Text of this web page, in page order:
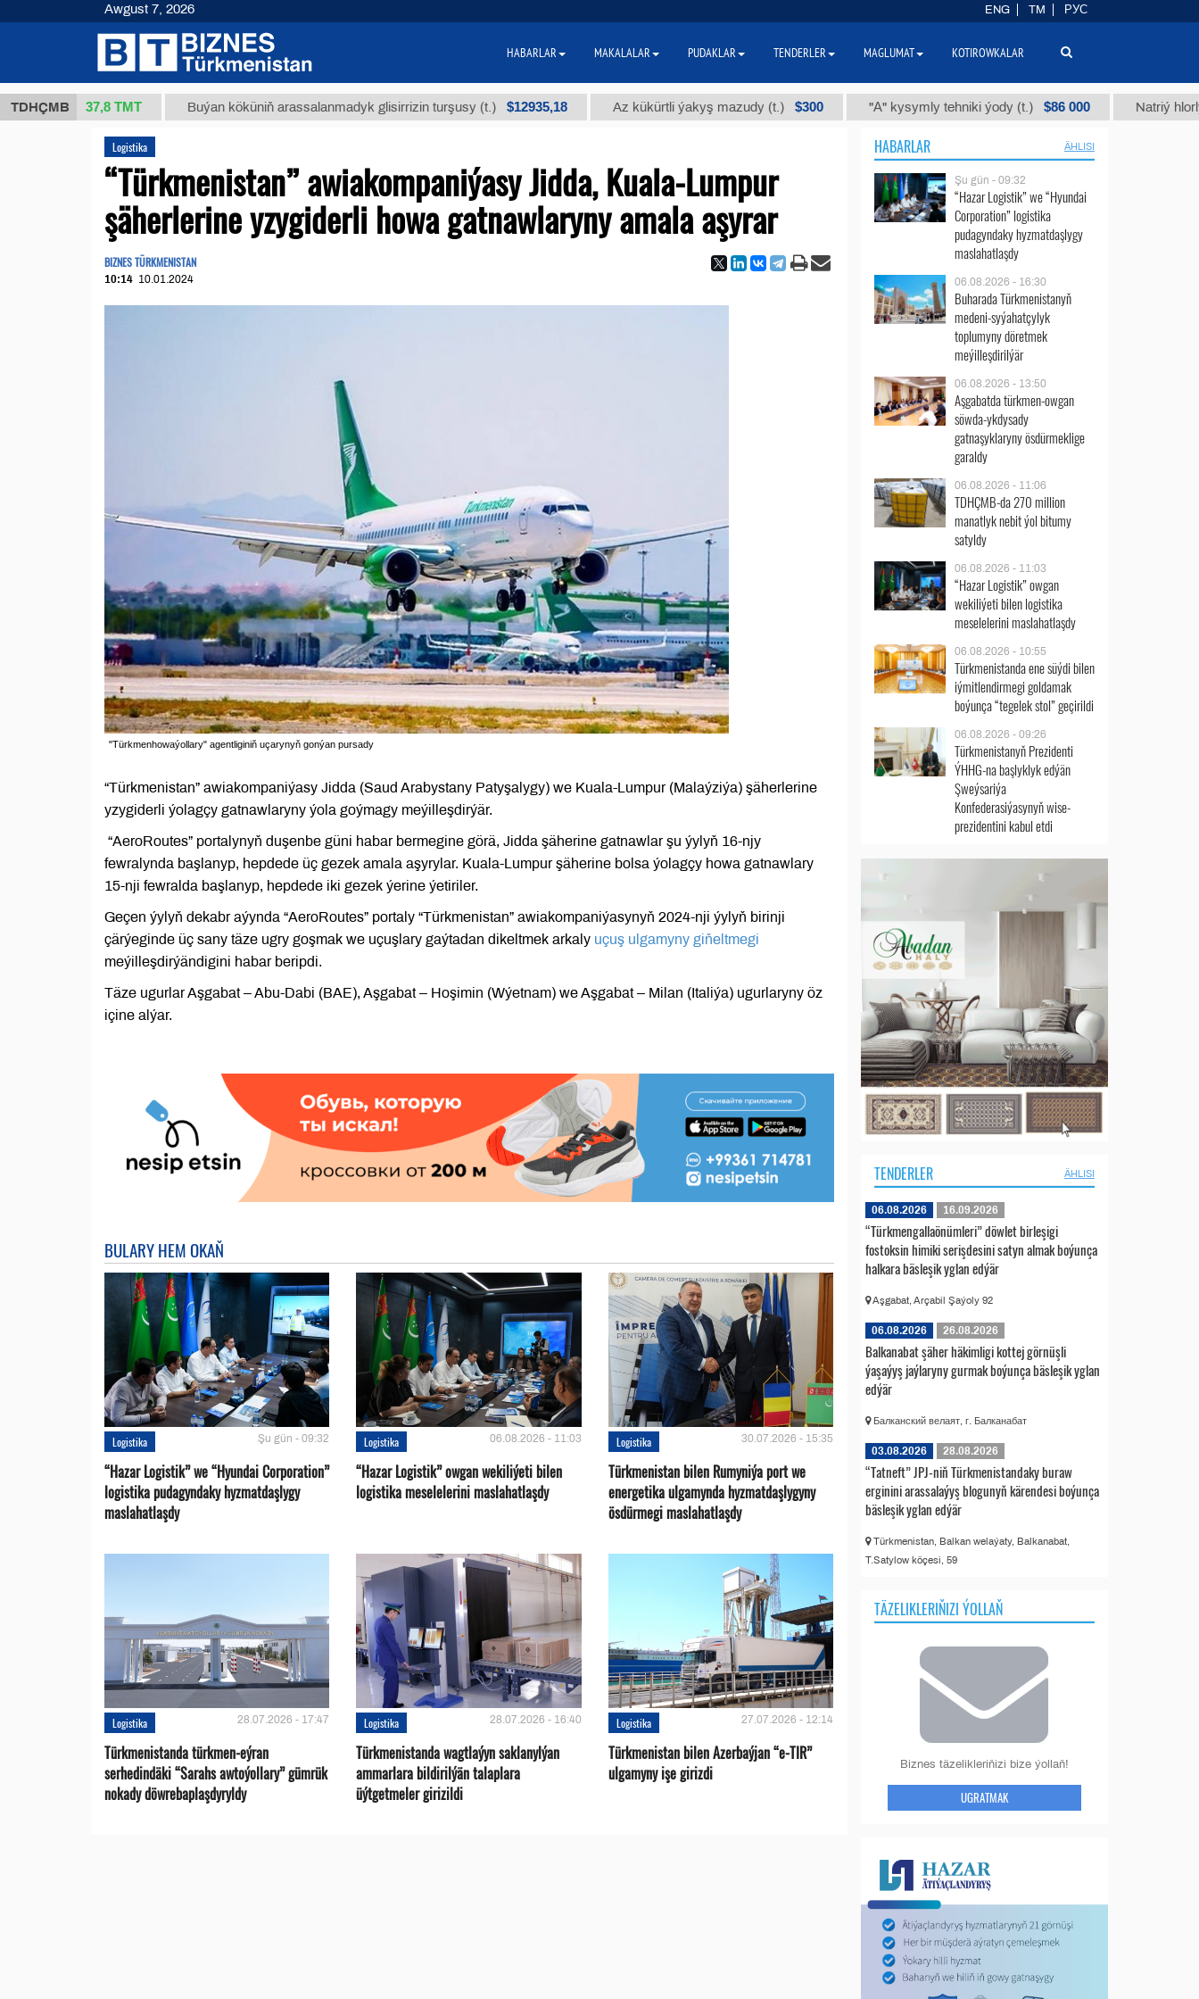
TDHÇMB
(kg.) 37,8 ТМТ Buýan köküniň arassalanmadyk glisirrizin turşusy (t.) $12935,18 Az kükürtli ýakyş mazudy (t.) $300 "А" kysymly tehniki ýody (t.) $86 000 Natriý hlorly
Logistika
“Türkmenistan” awiakompaniýasy Jidda, Kuala-Lumpur
şäherlerine yzygiderli howa gatnawlaryny amala aşyrar
BIZNES TÜRKMENISTAN
10:14 10.01.2024
"Türkmenhowaýollary" agentliginiň uçarynyň gonýan pursady
“Türkmenistan” awiakompaniýasy Jidda (Saud Arabystany Patyşalygy) we Kuala-Lumpur (Malaýziýa) şäherlerine
yzygiderli ýolagçy gatnawlaryny ýola goýmagy meýilleşdirýär.
“AeroRoutes” portalynyň duşenbe güni habar bermegine görä, Jidda şäherine gatnawlar şu ýylyň 16-njy
fewralynda başlanyp, hepdede üç gezek amala aşyrylar. Kuala-Lumpur şäherine bolsa ýolagçy howa gatnawlary
15-nji fewralda başlanyp, hepdede iki gezek ýerine ýetiriler.
Geçen ýylyň dekabr aýynda “AeroRoutes” portaly “Türkmenistan” awiakompaniýasynyň 2024-nji ýylyň birinji
çärýeginde üç sany täze ugry goşmak we uçuşlary gaýtadan dikeltmek arkaly uçuş ulgamyny giňeltmegi
meýilleşdirýändigini habar beripdi.
Täze ugurlar Aşgabat – Abu-Dabi (BAE), Aşgabat – Hoşimin (Wýetnam) we Aşgabat – Milan (Italiýa) ugurlaryny öz
içine alýar.
BULARY HEM OKAŇ
Logistika Şu gün - 09:32
“Hazar Logistik” we “Hyundai Corporation”
logistika pudagyndaky hyzmatdaşlygy
maslahatlaşdy
Logistika 06.08.2026 - 11:03
“Hazar Logistik” owgan wekiliýeti bilen
logistika meselelerini maslahatlaşdy
Logistika 30.07.2026 - 15:35
Türkmenistan bilen Rumyniýa port we
energetika ulgamynda hyzmatdaşlygyny
ösdürmegi maslahatlaşdy
Logistika 28.07.2026 - 17:47
Türkmenistanda türkmen-eýran
serhedindäki “Sarahs awtoýollary” gümrük
nokady döwrebaplaşdyryldy
Logistika 28.07.2026 - 16:40
Türkmenistanda wagtlaýyn saklanylýan
ammarlara bildirilýän talaplara
üýtgetmeler girizildi
Logistika 27.07.2026 - 12:14
Türkmenistan bilen Azerbaýjan “e-TIR”
ulgamyny işe girizdi
HABARLAR ÄHLISI
Şu gün - 09:32
“Hazar Logistik” we “Hyundai
Corporation” logistika
pudagyndaky hyzmatdaşlygy
maslahatlaşdy
06.08.2026 - 16:30
Buharada Türkmenistanyň
medeni-syýahatçylyk
toplumyny döretmek
meýilleşdirilýär
06.08.2026 - 13:50
Aşgabatda türkmen-owgan
söwda-ykdysady
gatnaşyklaryny ösdürmeklige
garaldy
06.08.2026 - 11:06
TDHÇMB-da 270 million
manatlyk nebit ýol bitumy
satyldy
06.08.2026 - 11:03
“Hazar Logistik” owgan
wekiliýeti bilen logistika
meselelerini maslahatlaşdy
06.08.2026 - 10:55
Türkmenistanda ene süýdi bilen
iýmitlendirmegi goldamak
boýunça “tegelek stol” geçirildi
06.08.2026 - 09:26
Türkmenistanyň Prezidenti
ÝHHG-na başlyklyk edýän
Şweýsariýa
Konfederasiýasynyň wise-
prezidentini kabul etdi
TENDERLER ÄHLISI
06.08.2026 16.09.2026
“Türkmengallaönümleri” döwlet birleşigi
fostoksin himiki serişdesini satyn almak boýunça
halkara bäsleşik yglan edýär
Aşgabat, Arçabil Şaýoly 92
06.08.2026 26.08.2026
Balkanabat şäher häkimligi kottej görnüşli
ýaşaýyş jaýlaryny gurmak boýunça bäsleşik yglan
edýär
Балканский велаят, г. Балканабат
03.08.2026 28.08.2026
“Tatneft” JPJ-niň Türkmenistandaky buraw
erginini arassalaýyş blogunyň kärendesi boýunça
bäsleşik yglan edýär
Türkmenistan, Balkan welaýaty, Balkanabat,
T.Satylow köçesi, 59
TÄZELIKLERIŇIZI ÝOLLAŇ
Biznes täzelikleriňizi bize ýollaň!
UGRATMAK
Awgust 7, 2026 ENG TM РУС
HABARLAR MAKALALAR PUDAKLAR TENDERLER MAGLUMAT KOTIROWKALAR